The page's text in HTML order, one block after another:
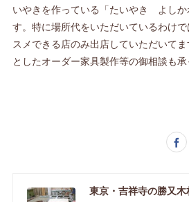
いやきを作っている「たいやき よし
す。特に場所代をいただいているわけ
スメできる店のみ出店していただいて
としたオーダー家具製作等の御相談も承